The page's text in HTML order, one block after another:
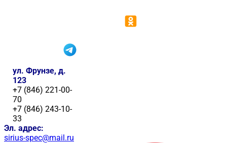
ул. Фрунзе, д.
123
+7 (846) 221-00-
70
+7 (846) 243-10-
33
Эл. адрес:
sirius-spec@mail.ru